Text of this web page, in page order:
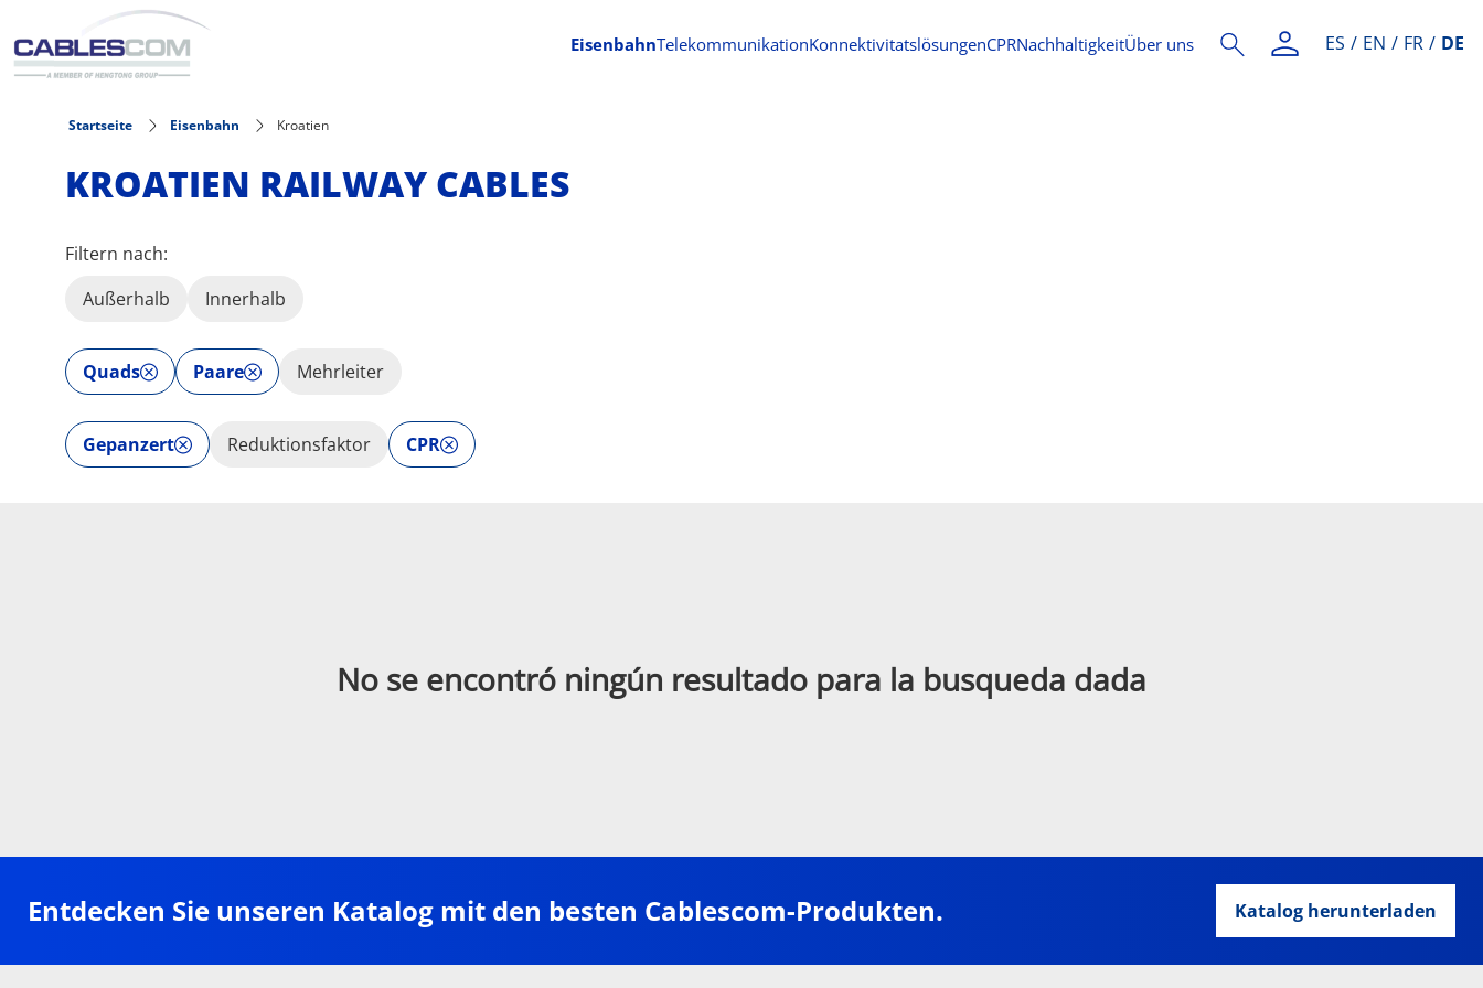
Direkt zum Inhalt
EisenbahnTelekommunikationKonnektivitatslösungenCPRNachhaltigkeitÜber uns ES EN FR DE
Startseite Eisenbahn Kroatien
KROATIEN RAILWAY CABLES
Filtern nach:
Außerhalb
Innerhalb
Quads Paare Mehrleiter
Gepanzert Reduktionsfaktor CPR
No se encontró ningún resultado para la busqueda dada
Entdecken Sie unseren Katalog mit den besten Cablescom-Produkten. Katalog herunterladen